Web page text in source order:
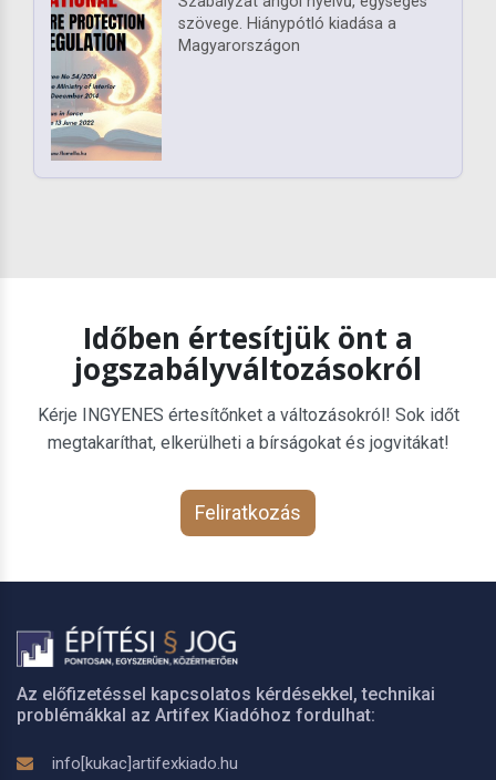
szövege. Hiánypótló kiadása a
Magyarországon
Időben értesítjük önt a
jogszabályváltozásokról
Kérje INGYENES értesítőnket a változásokról! Sok időt
megtakaríthat, elkerülheti a bírságokat és jogvitákat!
Feliratkozás
Az előfizetéssel kapcsolatos kérdésekkel, technikai
problémákkal az Artifex Kiadóhoz fordulhat:
info[kukac]artifexkiado.hu